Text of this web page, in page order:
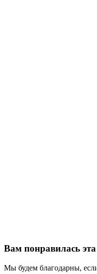
Вам понравилась эта
Мы будем благодарны,